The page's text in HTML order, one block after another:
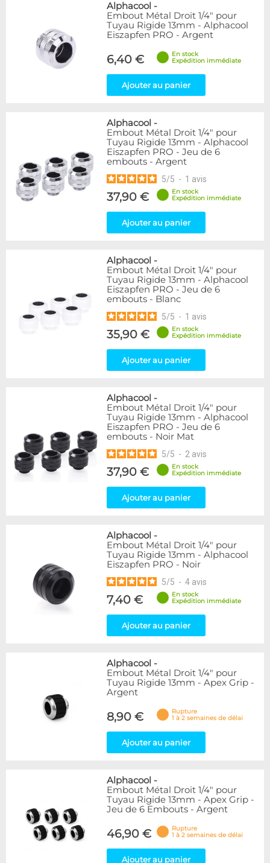
Alphacool -
Embout Métal Droit 1/4" pour
Tuyau Rigide 13mm - Alphacool
Eiszapfen PRO - Argent
6,40 €
En stock
Expédition immédiate
Ajouter au panier
Alphacool -
Embout Métal Droit 1/4" pour
Tuyau Rigide 13mm - Alphacool
Eiszapfen PRO - Jeu de 6
embouts - Argent
5/5 - 1 avis
37,90 €
En stock
Expédition immédiate
Ajouter au panier
Alphacool -
Embout Métal Droit 1/4" pour
Tuyau Rigide 13mm - Alphacool
Eiszapfen PRO - Jeu de 6
embouts - Blanc
5/5 - 1 avis
35,90 €
En stock
Expédition immédiate
Ajouter au panier
Alphacool -
Embout Métal Droit 1/4" pour
Tuyau Rigide 13mm - Alphacool
Eiszapfen PRO - Jeu de 6
embouts - Noir Mat
5/5 - 2 avis
37,90 €
En stock
Expédition immédiate
Ajouter au panier
Alphacool -
Embout Métal Droit 1/4" pour
Tuyau Rigide 13mm - Alphacool
Eiszapfen PRO - Noir
5/5 - 4 avis
7,40 €
En stock
Expédition immédiate
Ajouter au panier
Alphacool -
Embout Métal Droit 1/4" pour
Tuyau Rigide 13mm - Apex Grip -
Argent
8,90 €
Rupture
1 à 2 semaines de délai
Ajouter au panier
Alphacool -
Embout Métal Droit 1/4" pour
Tuyau Rigide 13mm - Apex Grip -
Jeu de 6 Embouts - Argent
46,90 €
Rupture
1 à 2 semaines de délai
Ajouter au panier